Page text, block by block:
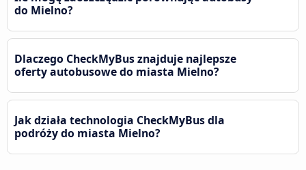
do Mielno?
Dlaczego CheckMyBus znajduje najlepsze
oferty autobusowe do miasta Mielno?
Jak działa technologia CheckMyBus dla
podróży do miasta Mielno?